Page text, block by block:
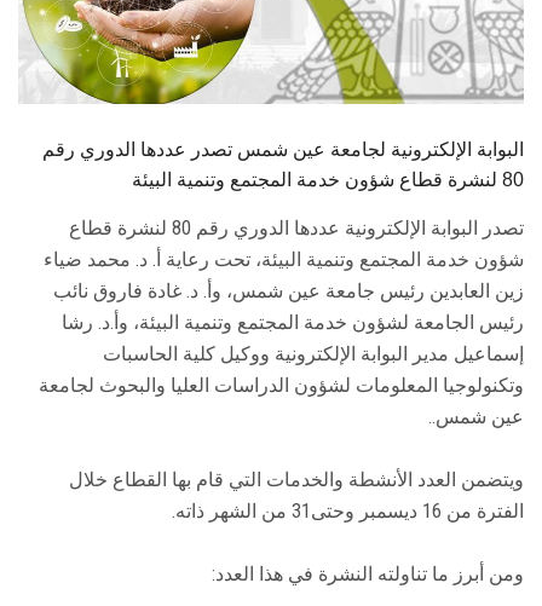
الزائـرون
البوابة الإلكترونية لجامعة عين شمس تصدر عددها الدوري رقم
80 لنشرة قطاع شؤون خدمة المجتمع وتنمية البيئة
تصدر البوابة الإلكترونية عددها الدوري رقم 80 لنشرة قطاع
شؤون خدمة ‏المجتمع وتنمية البيئة، تحت رعاية أ. د. محمد ضياء
زين العابدين رئيس جامعة عين شمس، وأ. د. غادة فاروق نائب
رئيس الجامعة لشؤون خدمة المجتمع وتنمية البيئة، وأ.د. رشا
إسماعيل مدير البوابة الإلكترونية ووكيل كلية الحاسبات
وتكنولوجيا المعلومات لشؤون الدراسات العليا والبحوث لجامعة
عين شمس..
ويتضمن العدد الأنشطة والخدمات التي قام بها القطاع خلال
الفترة من 16 ديسمبر وحتى31 من الشهر ذاته.
ومن أبرز ما تناولته النشرة في هذا العدد: